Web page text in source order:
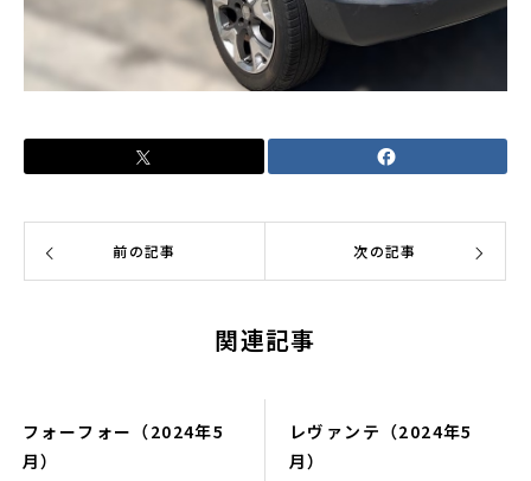
前の記事 次の記事
関連記事
フォーフォー（2024年5
月）
レヴァンテ（2024年5
月）